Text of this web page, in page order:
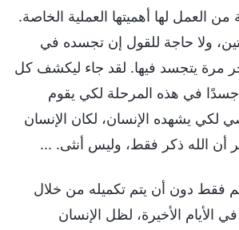
العمل لها أهميتها العملية الخاصة.
ولا حاجة للقول إن تجسده في
آخر مرة يتجسد فيها. لقد جاء ليكشف كل
جسدًا في هذه المرحلة لكي يقوم
يشهده الإنسان، لكان الإنسان
أن الله ذكر فقط، وليس أنثى. ...
فقط دون أن يتم تكميله من خلال
الأيام الأخيرة، لظل الإنسان